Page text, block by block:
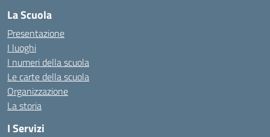
La Scuola
Presentazione
I luoghi
I numeri della scuola
Le carte della scuola
Organizzazione
La storia
I Servizi